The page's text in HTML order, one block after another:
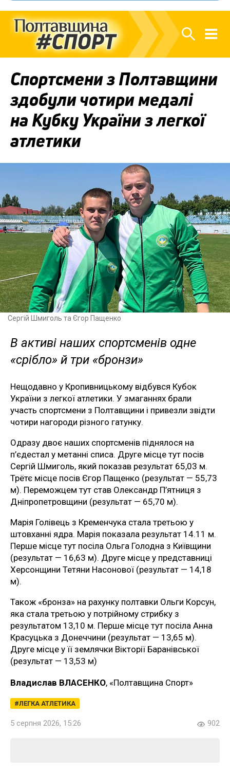
Спортсмени з Полтавщини
здобули чотири медалі
на Кубку України з легкої
атлетики
Сергій Шмиголь та Єгор Пащенко
В активі наших спортсменів одне
«срібло» й три «бронзи»
Нещодавно у Кропивницькому відбувся Кубок
України з легкої атлетики. У змаганнях брали
участь спортсмени з Полтавщини і привезли звідти
чотири нагороди різного гатунку.
Одразу двоє наших спортсменів піднялося на
п’єдестал у метанні списа. Друге місце тут посів
Сергій Шмиголь, який показав результат 65,03 м.
Трётє місце посів Єгор Пащенко (результат — 55,73
м). Переможцем тут став Олександр П’ятниця з
Дніпропетровщини (результат — 65,70 м).
Марія Голівець з Кременчука стала третьою у
штовханні ядра. Марія показала результат 14.11 м.
Перше місце тут посіла Ольга Голодна з Київщини
(результат — 16,63 м). Друге місце у представниці
Херсонщини Тетяни Насонової (результат — 14,18
м).
Також «бронза» на рахунку полтавки Ольги Корсун,
яка стала третьою у потрійному стрибку з
результатом 13,10 м. Перше місце тут посіла Анна
Красуцька з Донеччини (результат — 13,65 м).
Друге місце у її землячки Вікторії Баранівської
(результат — 13,53 м)
Владислав ВЛАСЕНКО, «Полтавщина Спорт»
ЛЕГКА АТЛЕТИКА
5 серпня 2026, 15:26 902